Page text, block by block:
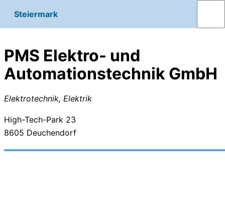
Steiermark
PMS Elektro- und
Automationstechnik GmbH
Elektrotechnik, Elektrik
High-Tech-Park 23
8605 Deuchendorf